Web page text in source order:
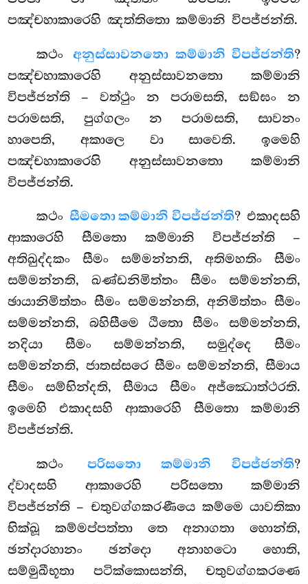
පඤ්චහාකාරෙහි ඤත්තිතො කම්මානි විපජ්ජන්ති.
කථංඅනුස්සාවනතො කම්මානි විපජ්ජන්ති?
පඤ්චහාකාරෙහි අනුස්සාවනතො කම්මානි
විපජ්ජන්ති – වත්ථුං න පරාමසති, සඞ්ඝං න
පරාමසති, පුග්ගලං න පරාමසති, සාවනං
හාපෙති, අකාලෙ වා සාවෙති. ඉමෙහි
පඤ්චහාකාරෙහි අනුස්සාවනතො කම්මානි
විපජ්ජන්ති.
කථංසීමතො කම්මානි විපජ්ජන්ති? එකාදසහි
ආකාරෙහි සීමතො කම්මානි විපජ්ජන්ති –
අතිඛුද්දකං සීමං සම්මන්නති, අතිමහතිං සීමං
සම්මන්නති, ඛණ්ඩනිමිත්තං සීමං සම්මන්නති,
ඡායානිමිත්තං සීමං සම්මන්නති, අනිමිත්තං සීමං
සම්මන්නති, බහිසීමෙ ඨිතො සීමං සම්මන්නති,
නදියා සීමං සම්මන්නති, සමුද්දෙ සීමං
සම්මන්නති, ජාතස්සරෙ සීමං සම්මන්නති, සීමාය
සීමං සම්භින්දති, සීමාය සීමං අජ්ඣොත්ථරති.
ඉමෙහි එකාදසහි ආකාරෙහි සීමතො කම්මානි
විපජ්ජන්ති.
කථං පරිසතො කම්මානි විපජ්ජන්ති?
ද්වාදසහි ආකාරෙහි පරිසතො කම්මානි
විපජ්ජන්ති – චතුවග්ගකරණීයෙ කම්මෙ යාවතිකා
භික්ඛූ කම්මප්පත්තා තෙ අනාගතා හොන්ති,
ඡන්දාරහානං ඡන්දො අනාහටො හොති,
සම්මුඛීභූතා පටික්කොසන්ති, චතුවග්ගකරණෙ